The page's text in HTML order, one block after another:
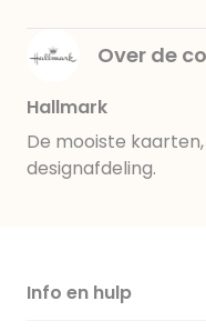
Over de
Hallmark
De mooiste
designafdeling.
Info en hulp